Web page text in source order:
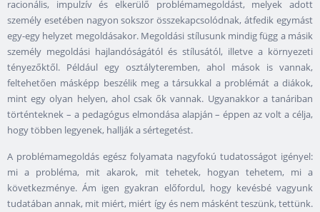
racionális, impulzív és elkerülő problémamegoldást, melyek adott
személy esetében nagyon sokszor összekapcsolódnak, átfedik egymást
egy-egy helyzet megoldásakor. Megoldási stílusunk mindig függ a másik
személy megoldási hajlandóságától és stílusától, illetve a környezeti
tényezőktől. Például egy osztályteremben, ahol mások is vannak,
feltehetően másképp beszélik meg a társukkal a problémát a diákok,
mint egy olyan helyen, ahol csak ők vannak. Ugyanakkor a tanáriban
történteknek – a pedagógus elmondása alapján – éppen az volt a célja,
hogy többen legyenek, hallják a sértegetést.
A problémamegoldás egész folyamata nagyfokú tudatosságot igényel:
mi a probléma, mit akarok, mit tehetek, hogyan tehetem, mi a
következménye. Ám igen gyakran előfordul, hogy kevésbé vagyunk
tudatában annak, mit miért, miért így és nem másként teszünk, tettünk.